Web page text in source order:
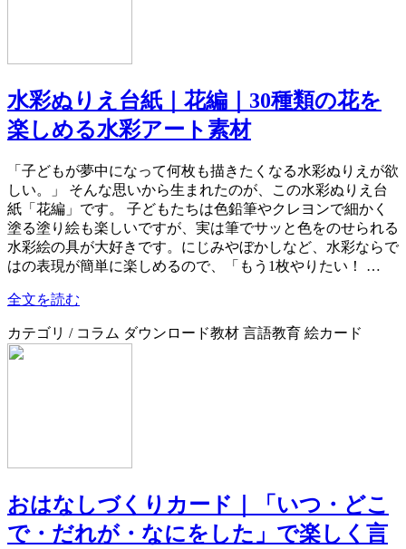
水彩ぬりえ台紙｜花編｜30種類の花を
楽しめる水彩アート素材
「子どもが夢中になって何枚も描きたくなる水彩ぬりえが欲
しい。」 そんな思いから生まれたのが、この水彩ぬりえ台
紙「花編」です。 子どもたちは色鉛筆やクレヨンで細かく
塗る塗り絵も楽しいですが、実は筆でサッと色をのせられる
水彩絵の具が大好きです。にじみやぼかしなど、水彩ならで
はの表現が簡単に楽しめるので、「もう1枚やりたい！ …
全文を読む
カテゴリ / コラム ダウンロード教材 言語教育 絵カード
おはなしづくりカード｜「いつ・どこ
で・だれが・なにをした」で楽しく言